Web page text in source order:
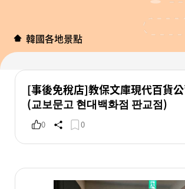
韓國各地景點
[事後免稅店]教保文庫現代百貨
(교보문고 현대백화점 판교점)
0 0